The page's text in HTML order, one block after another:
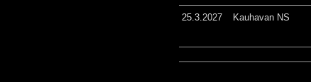
25.3.2027 Kauhavan NS